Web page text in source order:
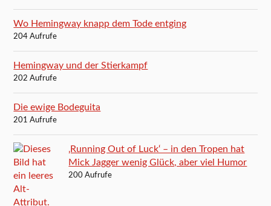
Wo Hemingway knapp dem Tode entging
204 Aufrufe
Hemingway und der Stierkampf
202 Aufrufe
Die ewige Bodeguita
201 Aufrufe
‚Running Out of Luck‘ – in den Tropen hat
Mick Jagger wenig Glück, aber viel Humor
200 Aufrufe